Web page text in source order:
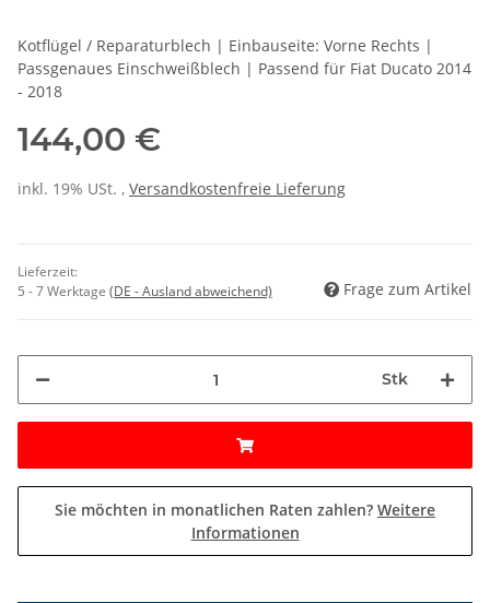
Kotflügel / Reparaturblech | Einbauseite: Vorne Rechts |
Passgenaues Einschweißblech | Passend für Fiat Ducato 2014
- 2018
144,00 €
inkl. 19% USt. , Versandkostenfreie Lieferung
Lieferzeit:
5 - 7 Werktage (DE - Ausland abweichend) Frage zum Artikel
Stk
Sie möchten in monatlichen Raten zahlen? Weitere
Informationen